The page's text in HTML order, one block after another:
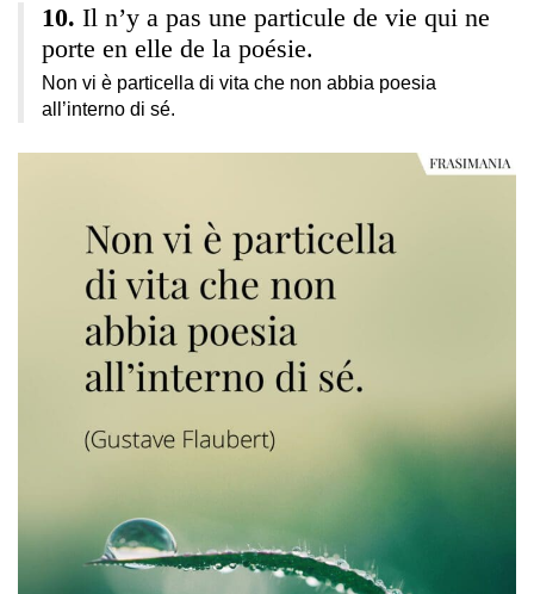
Il n’y a pas une particule de vie qui ne
porte en elle de la poésie.
Non vi è particella di vita che non abbia poesia
all’interno di sé.